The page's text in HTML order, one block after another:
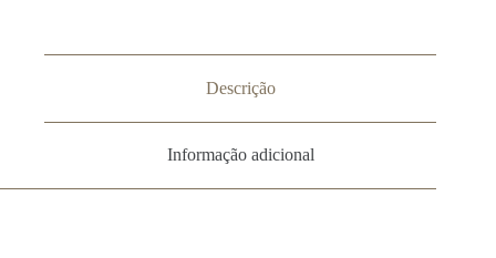
Descrição
Informação adicional